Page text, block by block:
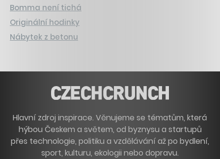
Bomma není tichá
Originální hodinky
Nábytek z betonu
Hlavní zdroj inspirace. Věnujeme se tématům, která
hýbou Českem a světem, od byznysu a startupů
přes technologie, politiku a vzdělávání až po bydlení,
sport, kulturu, ekologii nebo dopravu.